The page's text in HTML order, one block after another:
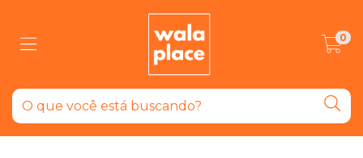
0